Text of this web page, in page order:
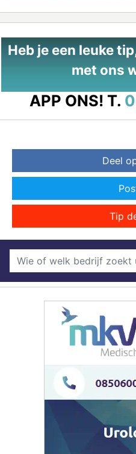
Heb je een leuke
met ons
APP ONS! T.
Deel
Tip